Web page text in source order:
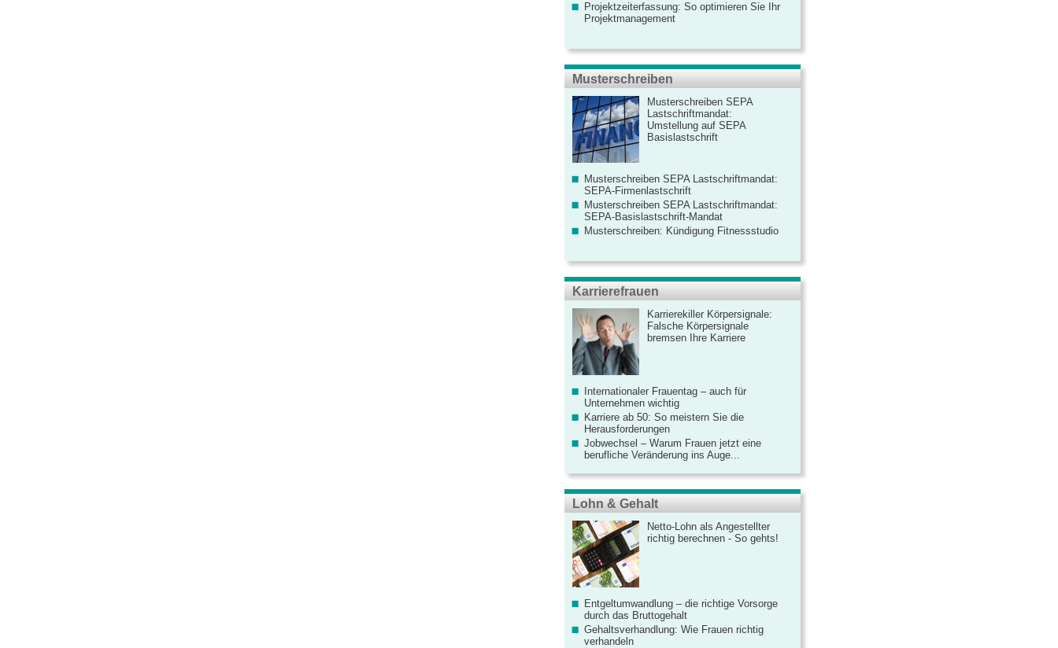
Projektzeiterfassung: So optimieren Sie Ihr
Projektmanagement
Musterschreiben
Musterschreiben SEPA
Lastschriftmandat:
Umstellung auf SEPA
Basislastschrift
Musterschreiben SEPA Lastschriftmandat:
SEPA-Firmenlastschrift
Musterschreiben SEPA Lastschriftmandat:
SEPA-Basislastschrift-Mandat
Musterschreiben: Kündigung Fitnessstudio
Karrierefrauen
Karrierekiller Körpersignale:
Falsche Körpersignale
bremsen Ihre Karriere
Internationaler Frauentag – auch für
Unternehmen wichtig
Karriere ab 50: So meistern Sie die
Herausforderungen
Jobwechsel – Warum Frauen jetzt eine
berufliche Veränderung ins Auge...
Lohn & Gehalt
Netto-Lohn als Angestellter
richtig berechnen - So gehts!
Entgeltumwandlung – die richtige Vorsorge
durch das Bruttogehalt
Gehaltsverhandlung: Wie Frauen richtig
verhandeln